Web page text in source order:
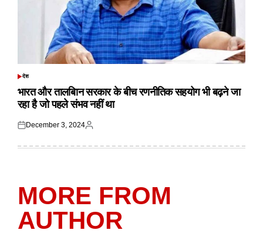
POSTED
देश
भारत और तालबिान सरकार के बीच रणनीतिक सहयोग भी बढ़ने जा
रहा है जो पहले संभव नहीं था
Posted
December 3, 2024
Posted
MORE FROM
AUTHOR